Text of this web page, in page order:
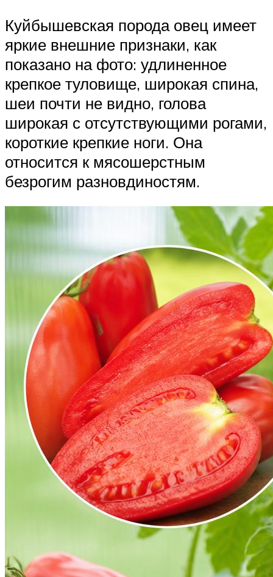
Куйбышевская порода овец имеет
яркие внешние признаки, как
показано на фото: удлиненное
крепкое туловище, широкая спина,
шеи почти не видно, голова
широкая с отсутствующими рогами,
короткие крепкие ноги. Она
относится к мясошерстным
безрогим разновдиностям.